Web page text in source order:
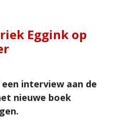
Eggink op
interview aan de
nieuwe boek